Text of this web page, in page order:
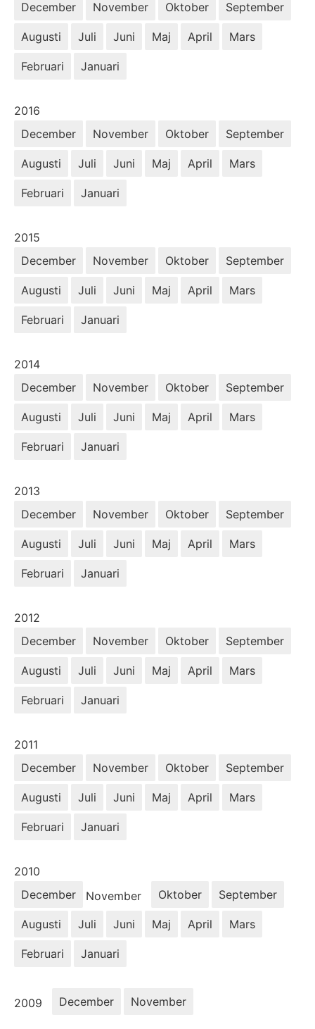
December November Oktober September
Augusti Juli Juni Maj April Mars
Februari Januari
År:
2016
December
November Oktober September
Augusti Juli Juni Maj April Mars
Februari Januari
År:
2015
December
November Oktober September
Augusti Juli Juni Maj April Mars
Februari Januari
År:
2014
December
November Oktober September
Augusti Juli Juni Maj April Mars
Februari Januari
År:
2013
December
November Oktober September
Augusti Juli Juni Maj April Mars
Februari Januari
År:
2012
December
November Oktober September
Augusti Juli Juni Maj April Mars
Februari Januari
År:
2011
December
November Oktober September
Augusti Juli Juni Maj April Mars
Februari Januari
År:
2010
December
November Oktober September
Augusti Juli Juni Maj April Mars
Februari Januari
År:
2009 December November